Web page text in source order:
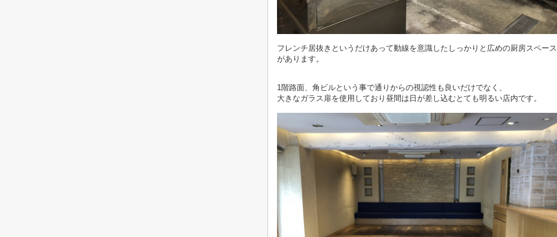
フレンチ居抜きというだけあって動線を意識したしっかりと広めの厨房スペース
があります。
1階路面、角ビルという事で通りからの視認性も良いだけでなく、
大きなガラス扉を使用しており昼間は日が差し込むとても明るい店内です。